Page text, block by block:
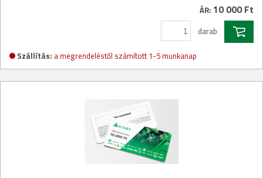
ÁR: 10 000 Ft
darab
Szállítás: a megrendeléstől számított 1-5 munkanap